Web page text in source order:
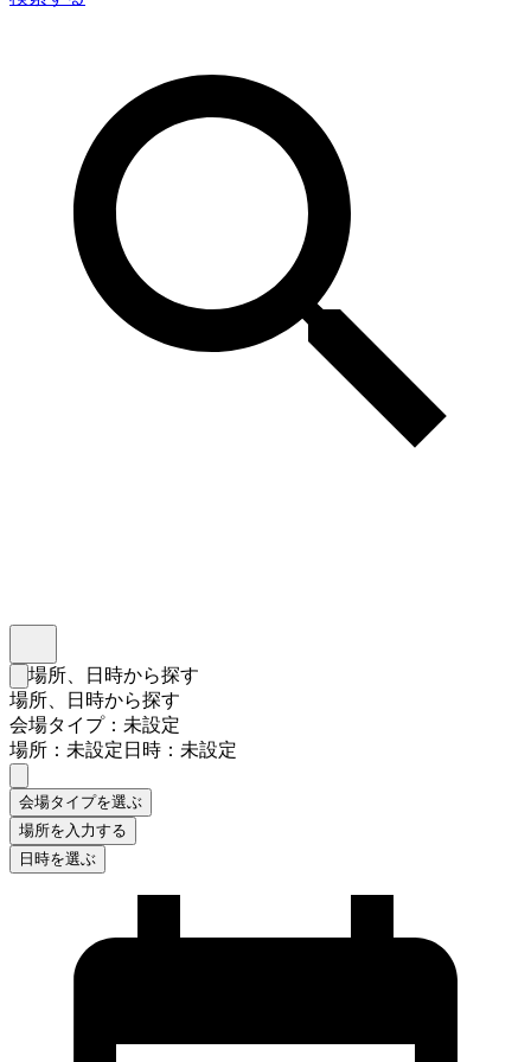
検索フォームを閉じる
場所、日時から探す
場所、日時から探す
会場タイプ：未設定
場所：未設定日時：未設定
会場タイプを選ぶ
場所を入力する
日時を選ぶ